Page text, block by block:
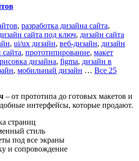
, разработка дизайна сайта,
сайта под ключ, дизайн сайта
, ui/ux дизайн, веб-дизайн, дизайн
, прототипирование, макет
дизайна, figma, дизайн в
, мобильный дизайн … Все 25
– от прототипа до готовых макетов и
интерфейсы, которые продают.
страниц
стиль
под все экраны
и сопровождение